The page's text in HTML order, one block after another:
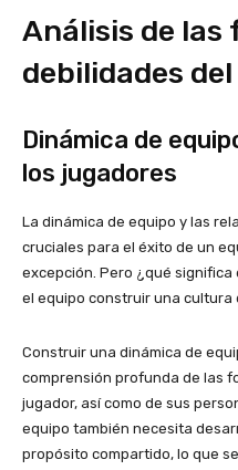
Análisis de las
debilidades del
Dinámica de
los jugadores
La dinámica de equipo y las
cruciales para el éxito de un
excepción. Pero ¿qué
el equipo construir una cultura
Construir una dinámica de
comprensión profunda de las
jugador, así como de sus
equipo también necesita
propósito compartido, lo que